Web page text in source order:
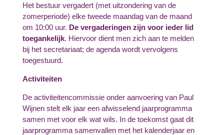
Het bestuur vergadert (met uitzondering van de
zomerperiode) elke tweede maandag van de maand
om 10:00 uur. De vergaderingen zijn voor ieder lid
toegankelijk. Hiervoor dient men zich aan te melden
bij het secretariaat; de agenda wordt vervolgens
toegestuurd.
Activiteiten
De activiteitencommissie onder aanvoering van Paul
Wijnen stelt elk jaar een afwisselend jaarprogramma
samen met voor elk wat wils. In de toekomst gaat dit
jaarprogramma samenvallen met het kalenderjaar en